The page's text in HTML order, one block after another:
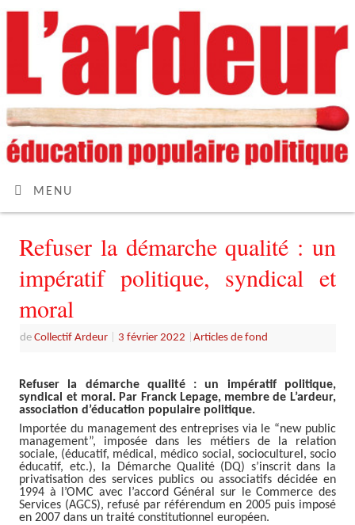
MENU
Refuser la démarche qualité : un
impératif politique, syndical et
moral
deCollectif Ardeur 3 février 2022 |Articles de fond
Refuser la démarche qualité : un impératif politique,
syndical et moral. Par Franck Lepage, membre de L’ardeur,
association d’éducation populaire politique.
Importée du management des entreprises via le “new public
management”, imposée dans les métiers de la relation
sociale, (éducatif, médical, médico social, socioculturel, socio
éducatif, etc.), la Démarche Qualité (DQ) s’inscrit dans la
privatisation des services publics ou associatifs décidée en
1994 à l’OMC avec l’accord Général sur le Commerce des
Services (AGCS), refusé par référendum en 2005 puis imposé
en 2007 dans un traité constitutionnel européen.